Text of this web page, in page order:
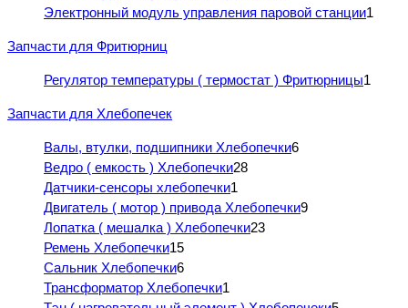
Электронный модуль управления паровой станции1
Запчасти для Фритюрниц
Регулятор температуры ( термостат ) Фритюрницы1
Запчасти для Хлебопечек
Валы, втулки, подшипники Хлебопечки6
Ведро ( емкость ) Хлебопечки28
Датчики-сенсоры хлебопечки1
Двигатель ( мотор ) привода Хлебопечки9
Лопатка ( мешалка ) Хлебопечки23
Ремень Хлебопечки15
Сальник Хлебопечки6
Трансформатор Хлебопечки1